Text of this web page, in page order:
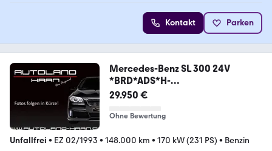
Kontakt Parken
Mercedes-Benz SL 300 24V
*BRD*ADS*H-
Zulassung*Klima*Hardtop*
29.950 €
Ohne Bewertung
Unfallfrei • EZ 02/1993 • 148.000 km • 170 kW (231 PS) • Benzin